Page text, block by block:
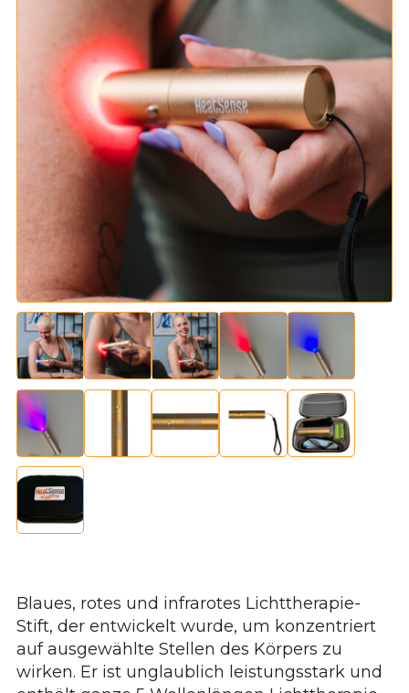
Blaues, rotes und infrarotes Lichttherapie-
Stift, der entwickelt wurde, um konzentriert
auf ausgewählte Stellen des Körpers zu
wirken. Er ist unglaublich leistungsstark und